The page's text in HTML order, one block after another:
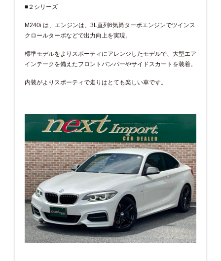
■２シリーズ
M240i は、エンジンは、3L直列6気筒ターボエンジンでツインス
クロールターボなどで出力向上を実現。
標準モデルをよりスポーティにアレンジしたモデルで、大型エア
インテークを備えたフロントバンパーやサイドスカートを装着。
内装がよりスポーティで走りはとても楽しい車です。